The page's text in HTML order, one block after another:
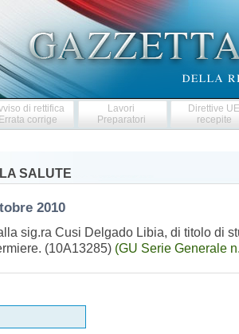
di rettifica
Errata corrige
Lavori
Preparatori
Direttive
recepite
SALUTE
2010
sig.ra Cusi Delgado Libia, di titolo di
(10A13285) (GU Serie Generale